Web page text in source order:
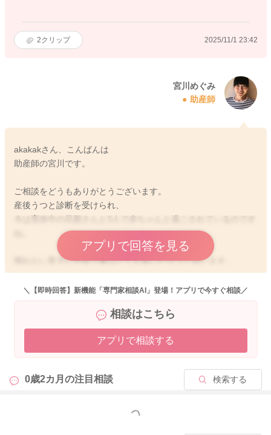
2クリップ 2025/11/1 23:42
宮川めぐみ
助産師
akakakさん、こんばんは
助産師の宮川です。
ご相談をどうもありがとうございます。
産後うつと診断を受けられ、
今は育休中の旦那さんと3人で赤ちゃんと過ごされているのです
慣れない育児に戸惑う事はとても多いだろうと思います。
なぜ泣いているのだろう
どうしたら泣き止んでくれるのだろう
今旦那さんも一緒に探りながら、赤ちゃんと心地よく過ごせる
ようにいろいろなことを試しながら過ごされていると思いま
初めからすんなり赤ちゃんを泣き止ませられたり、なぜ泣いて
いるのかわかると言う事はなかなかありません。
アプリで回答を見る
＼【即時回答】新機能「専門家相談AI」登場！アプリで今すぐ相談／
相談はこちら
アプリで相談する
0歳2カ月の注目相談 検索する
もっと見る